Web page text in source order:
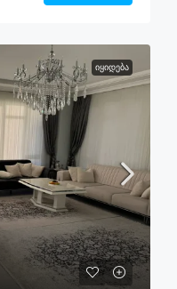
ᲘᲧᲘᲓᲔᲑᲐ